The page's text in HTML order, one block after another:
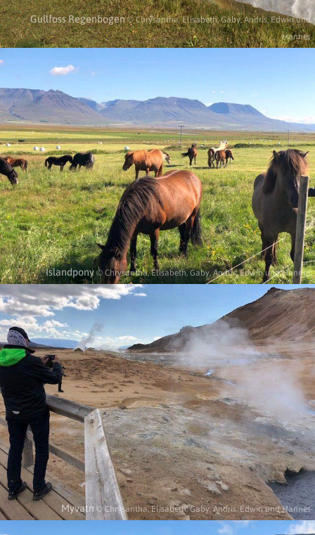
Gullfoss Regenbogen© Chrysantha, Elisabeth, Gaby, Andris, Edwin und
Hannes
Islandpony© Chrysantha, Elisabeth, Gaby, Andris, Edwin und Hannes
Myvatn© Chrysantha, Elisabeth, Gaby, Andris, Edwin und Hannes